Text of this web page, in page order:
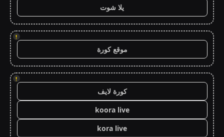
يلا شوت
!
موقع كورة
!
كورة لايف
koora live
kora live